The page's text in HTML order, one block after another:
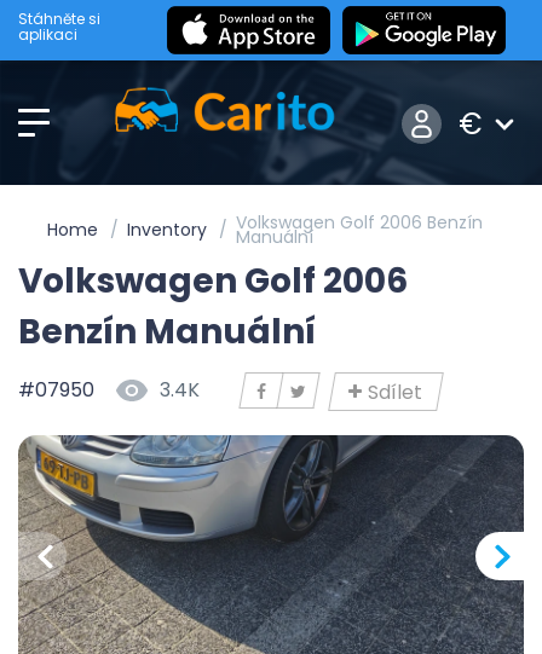
Stáhněte si
aplikaci
€
Home Inventory Volkswagen Golf 2006 Benzín
Manuální
Volkswagen Golf 2006
Benzín Manuální
#07950 3.4K Sdílet